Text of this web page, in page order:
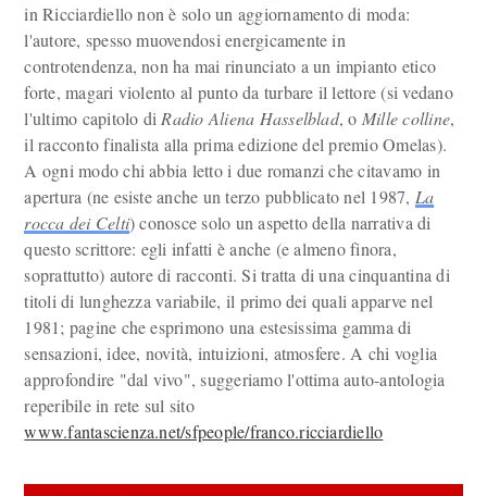
in Ricciardiello non è solo un aggiornamento di moda:
l'autore, spesso muovendosi energicamente in
controtendenza, non ha mai rinunciato a un impianto etico
forte, magari violento al punto da turbare il lettore (si vedano
l'ultimo capitolo di Radio Aliena Hasselblad, o Mille colline,
il racconto finalista alla prima edizione del premio Omelas).
A ogni modo chi abbia letto i due romanzi che citavamo in
apertura (ne esiste anche un terzo pubblicato nel 1987, La
rocca dei Celti) conosce solo un aspetto della narrativa di
questo scrittore: egli infatti è anche (e almeno finora,
soprattutto) autore di racconti. Si tratta di una cinquantina di
titoli di lunghezza variabile, il primo dei quali apparve nel
1981; pagine che esprimono una estesissima gamma di
sensazioni, idee, novità, intuizioni, atmosfere. A chi voglia
approfondire "dal vivo", suggeriamo l'ottima auto-antologia
reperibile in rete sul sito
www.fantascienza.net/sfpeople/franco.ricciardiello